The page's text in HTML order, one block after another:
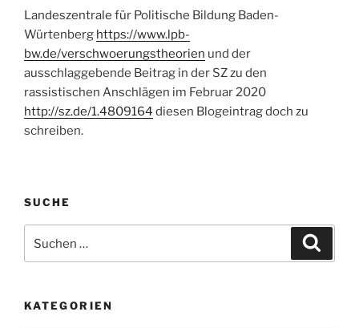
Landeszentrale für Politische Bildung Baden-
Würtenberg https://www.lpb-
bw.de/verschwoerungstheorien und der
ausschlaggebende Beitrag in der SZ zu den
rassistischen Anschlägen im Februar 2020
http://sz.de/1.4809164 diesen Blogeintrag doch zu
schreiben.
SUCHE
nach:
KATEGORIEN